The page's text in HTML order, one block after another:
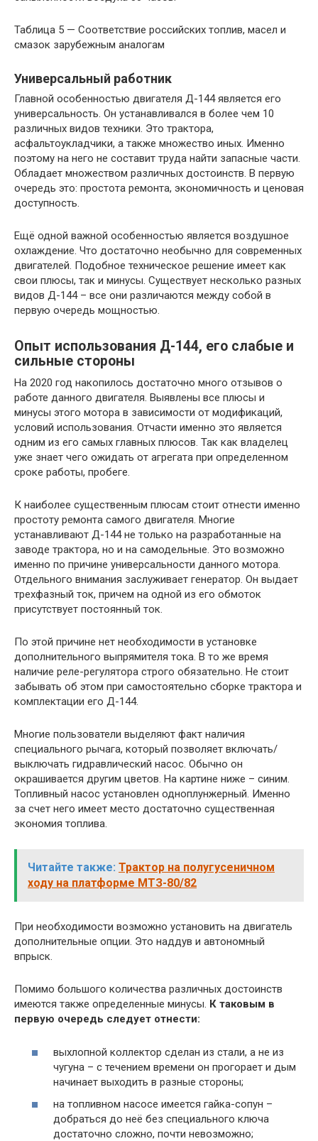
Таблица 5 — Соответствие российских топлив, масел и
смазок зарубежным аналогам
Универсальный работник
Главной особенностью двигателя Д-144 является его
универсальность. Он устанавливался в более чем 10
различных видов техники. Это трактора,
асфальтоукладчики, а также множество иных. Именно
поэтому на него не составит труда найти запасные части.
Обладает множеством различных достоинств. В первую
очередь это: простота ремонта, экономичность и ценовая
доступность.
Ещё одной важной особенностью является воздушное
охлаждение. Что достаточно необычно для современных
двигателей. Подобное техническое решение имеет как
свои плюсы, так и минусы. Существует несколько разных
видов Д-144 – все они различаются между собой в
первую очередь мощностью.
Опыт использования Д-144, его слабые и
сильные стороны
На 2020 год накопилось достаточно много отзывов о
работе данного двигателя. Выявлены все плюсы и
минусы этого мотора в зависимости от модификаций,
условий использования. Отчасти именно это является
одним из его самых главных плюсов. Так как владелец
уже знает чего ожидать от агрегата при определенном
сроке работы, пробеге.
К наиболее существенным плюсам стоит отнести именно
простоту ремонта самого двигателя. Многие
устанавливают Д-144 не только на разработанные на
заводе трактора, но и на самодельные. Это возможно
именно по причине универсальности данного мотора.
Отдельного внимания заслуживает генератор. Он выдает
трехфазный ток, причем на одной из его обмоток
присутствует постоянный ток.
По этой причине нет необходимости в установке
дополнительного выпрямителя тока. В то же время
наличие реле-регулятора строго обязательно. Не стоит
забывать об этом при самостоятельно сборке трактора и
комплектации его Д-144.
Многие пользователи выделяют факт наличия
специального рычага, который позволяет включать/
выключать гидравлический насос. Обычно он
окрашивается другим цветов. На картине ниже – синим.
Топливный насос установлен одноплунжерный. Именно
за счет него имеет место достаточно существенная
экономия топлива.
Читайте также: Трактор на полугусеничном
ходу на платформе МТЗ-80/82
При необходимости возможно установить на двигатель
дополнительные опции. Это наддув и автономный
впрыск.
Помимо большого количества различных достоинств
имеются также определенные минусы. К таковым в
первую очередь следует отнести:
выхлопной коллектор сделан из стали, а не из
чугуна – с течением времени он прогорает и дым
начинает выходить в разные стороны;
на топливном насосе имеется гайка-сопун –
добраться до неё без специального ключа
достаточно сложно, почти невозможно;